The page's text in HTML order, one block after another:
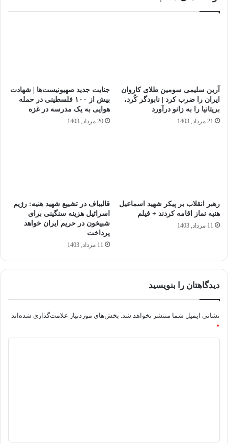
آرین سلیمی سومین طلای کاروان
ایران را ضرب کرد | نابودگر کُرد،
بریتانیا را به زانو درآورد
21 مرداد, 1403
جنایت جدید صهیونیست‌ها | شهادت
بیش از ۱۰۰ فلسطینی در حمله
هوایی به یک مدرسه در غزه
20 مرداد, 1403
رهبر انقلاب بر پیکر شهید اسماعیل
هنیه نماز اقامه کردند + فیلم
11 مرداد, 1403
قالیباف در تشییع شهید هنیه: رژیم
اسرائیل هزینه سنگینی برای
شبیخون در حریم ایران خواهد
پرداخت
11 مرداد, 1403
دیدگاهتان را بنویسید
نشانی ایمیل شما منتشر نخواهد شد. بخش‌های موردنیاز علامت‌گذاری شده‌اند
*